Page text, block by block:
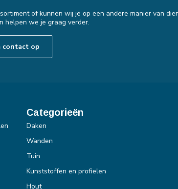
of kunnen wij je op een andere manier van
helpen we je graag verder.
contact op
Categorieën
Daken
Wanden
Tuin
Kunststoffen en profielen
Hout